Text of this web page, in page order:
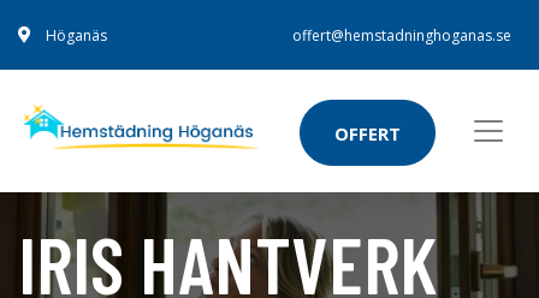
Höganäs offert@hemstadninghoganas.se
OFFERT
IRIS HANTVERK